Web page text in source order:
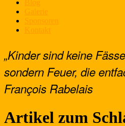
Blog
Galerie
Sponsoren
Kontakt
„Kinder sind keine
sondern Feuer, die
François Rabelais
Artikel zum